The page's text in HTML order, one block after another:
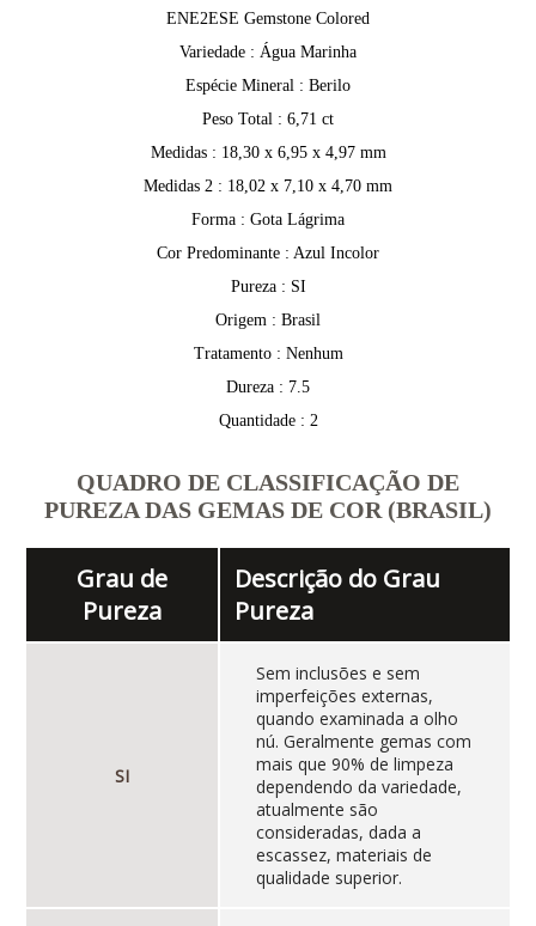
ENE2ESE Gemstone Colored
Variedade : Água Marinha
Espécie Mineral : Berilo
Peso Total : 6,71 ct
Medidas : 18,30 x 6,95 x 4,97 mm
Medidas 2 : 18,02 x 7,10 x 4,70 mm
Forma : Gota Lágrima
Cor Predominante : Azul Incolor
Pureza : SI
Origem : Brasil
Tratamento : Nenhum
Dureza : 7.5
Quantidade : 2
QUADRO DE CLASSIFICAÇÃO DE
PUREZA DAS GEMAS DE COR (BRASIL)
Grau de
Pureza
Descrição do Grau
Pureza
SI
Sem inclusões e sem
imperfeições externas,
quando examinada a olho
nú. Geralmente gemas com
mais que 90% de limpeza
dependendo da variedade,
atualmente são
consideradas, dada a
escassez, materiais de
qualidade superior.